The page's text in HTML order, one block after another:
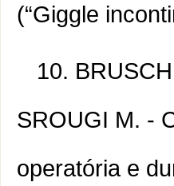
(“Giggle
SROUGI M. -
operatória e